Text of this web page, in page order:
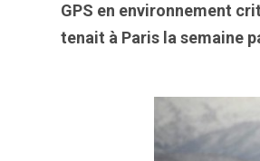
GPS en environnement
tenait à Paris la semaine